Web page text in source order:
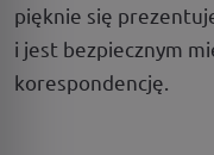
pięknie się
i jest bezpiecznym
korespondencję.